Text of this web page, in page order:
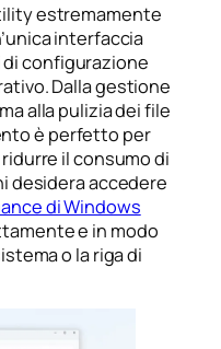
estremamente
interfaccia
configurazione
Dalla gestione
alla pulizia dei file
è perfetto per
il consumo di
desidera accedere
di Windows
e in modo
o la riga di